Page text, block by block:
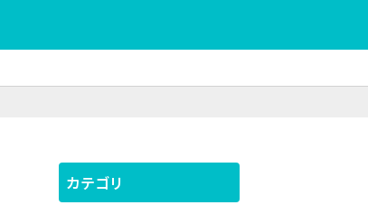
カテゴリ